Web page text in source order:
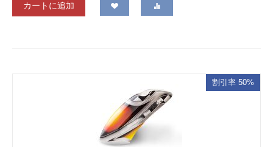
カートに追加
割引率 50%